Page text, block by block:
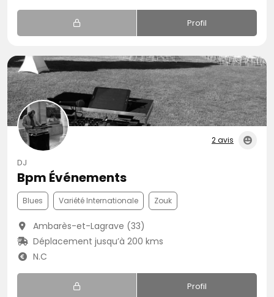
Profil
2 avis
DJ
Bpm Événements
Blues Variété Internationale Zouk
Ambarès-et-Lagrave (33)
Déplacement jusqu’à 200 kms
N.C
Profil